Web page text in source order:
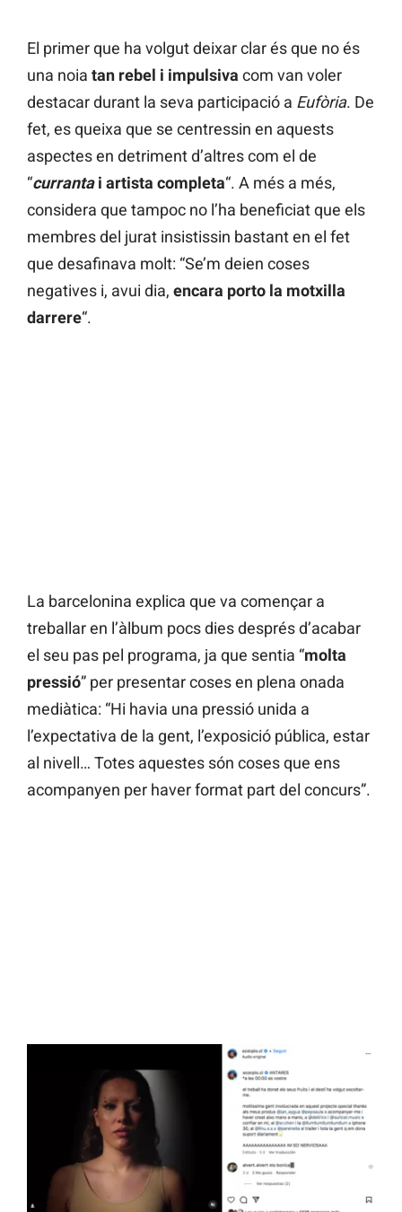
El primer que ha volgut deixar clar és que no és
una noia tan rebel i impulsiva com van voler
destacar durant la seva participació a Eufòria. De
fet, es queixa que se centressin en aquests
aspectes en detriment d’altres com el de
“currantai artista completa“. A més a més,
considera que tampoc no l’ha beneficiat que els
membres del jurat insistissin bastant en el fet
que desafinava molt: “Se’m deien coses
negatives i, avui dia, encara porto la motxilla
darrere“.
La barcelonina explica que va començar a
treballar en l’àlbum pocs dies després d’acabar
el seu pas pel programa, ja que sentia “molta
pressió” per presentar coses en plena onada
mediàtica: “Hi havia una pressió unida a
l’expectativa de la gent, l’exposició pública, estar
al nivell… Totes aquestes són coses que ens
acompanyen per haver format part del concurs”.